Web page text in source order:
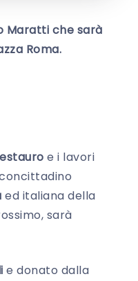
Maratti che sarà
Roma.
e i lavori
ed italiana della
sarà
e donato dalla